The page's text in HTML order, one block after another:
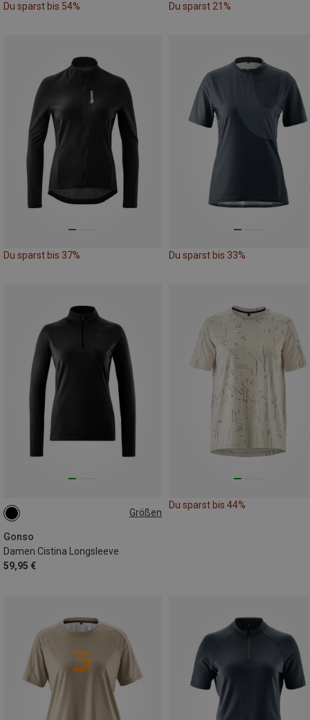
Du sparst bis 54% Du sparst 21%
Du sparst bis 37% Du sparst bis 33%
Größen
Gonso
Damen Cistina Longsleeve
59,95 €
S
Du sparst bis 44%